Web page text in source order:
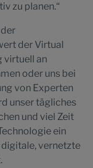
zu planen.“
der Virtual
virtuell an
oder uns bei
von Experten
unser tägliches
und viel Zeit
ein
vernetzte